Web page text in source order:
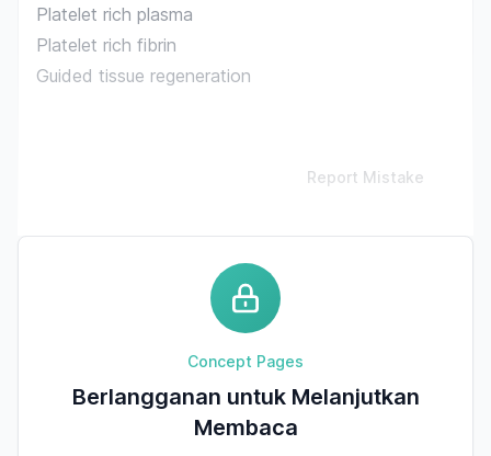
Platelet rich plasma
Platelet rich fibrin
Guided tissue regeneration
Report Mistake
Concept Pages
Berlangganan untuk Melanjutkan
Membaca